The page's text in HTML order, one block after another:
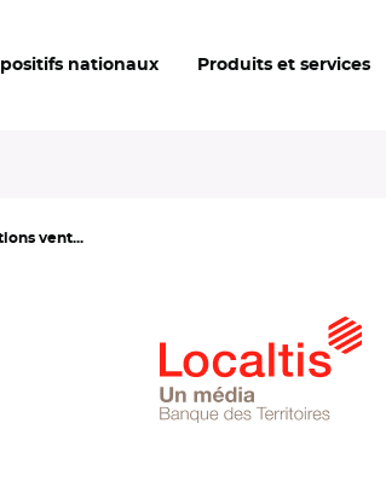
nationaux Produits et services
vent...